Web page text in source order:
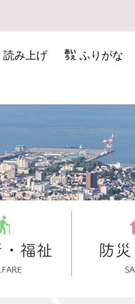
読み上げ ふりがな